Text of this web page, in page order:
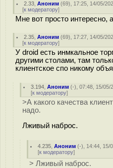
2.33 ,Аноним (69), 17:25, 14/05/
[к модератору]
Мне вот просто интересно,
2.35 ,Аноним (69), 17:27, 14/05/
[к модератору]
У droid есть инмкальное
другими столами, там
клиентское спо никому
3.194 ,Аноним (-), 07:48, 15/05/
[к модератору]
>А какого качества
надо.
Лживый наброс.
4.235 ,Аноним (-), 14:44, 15/
[к модератору]
> Лживый наброс.